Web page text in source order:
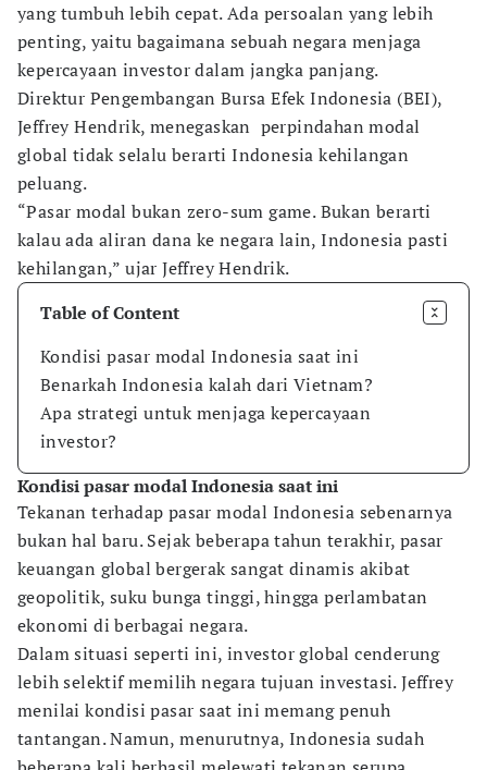
yang tumbuh lebih cepat. Ada persoalan yang lebih
penting, yaitu bagaimana sebuah negara menjaga
kepercayaan investor dalam jangka panjang.
Direktur Pengembangan Bursa Efek Indonesia (BEI),
Jeffrey Hendrik, menegaskan perpindahan modal
global tidak selalu berarti Indonesia kehilangan
peluang.
“Pasar modal bukan zero-sum game. Bukan berarti
kalau ada aliran dana ke negara lain, Indonesia pasti
kehilangan,” ujar Jeffrey Hendrik.
Table of Content
Kondisi pasar modal Indonesia saat ini
Benarkah Indonesia kalah dari Vietnam?
Apa strategi untuk menjaga kepercayaan
investor?
Kondisi pasar modal Indonesia saat ini
Tekanan terhadap pasar modal Indonesia sebenarnya
bukan hal baru. Sejak beberapa tahun terakhir, pasar
keuangan global bergerak sangat dinamis akibat
geopolitik, suku bunga tinggi, hingga perlambatan
ekonomi di berbagai negara.
Dalam situasi seperti ini, investor global cenderung
lebih selektif memilih negara tujuan investasi. Jeffrey
menilai kondisi pasar saat ini memang penuh
tantangan. Namun, menurutnya, Indonesia sudah